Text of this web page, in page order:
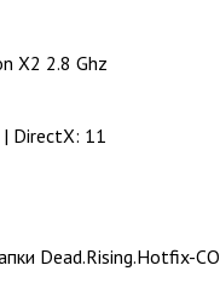
X2 2.8 Ghz
DirectX: 11
Dead.Rising.Hotfix-